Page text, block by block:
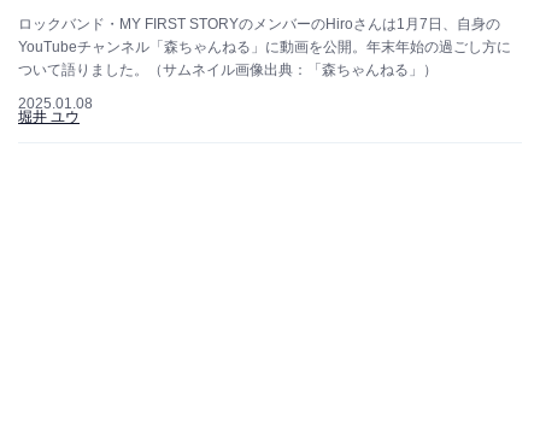
ロックバンド・MY FIRST STORYのメンバーのHiroさんは1月7日、自身の
YouTubeチャンネル「森ちゃんねる」に動画を公開。年末年始の過ごし方に
ついて語りました。（サムネイル画像出典：「森ちゃんねる」）
2025.01.08
堀井 ユウ